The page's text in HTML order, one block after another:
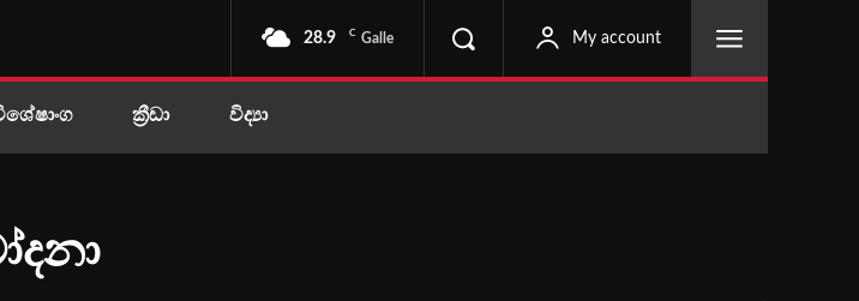
28.9 C Galle My account
ක්‍රීඩා විද්‍යා